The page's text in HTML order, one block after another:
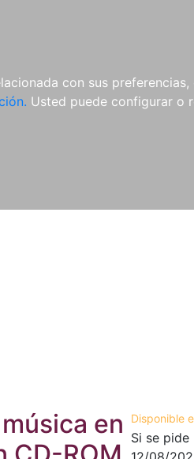
con sus
Usted puede configurar o
MATERIAL
COMPLEMENTARIO
en
Disponible
Si se